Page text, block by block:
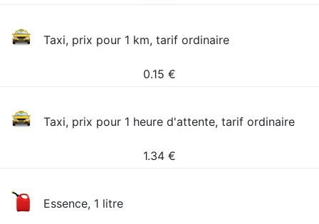
Taxi, prix pour 1 km, tarif ordinaire
0.15 €
Taxi, prix pour 1 heure d'attente, tarif ordinaire
1.34 €
Essence, 1 litre